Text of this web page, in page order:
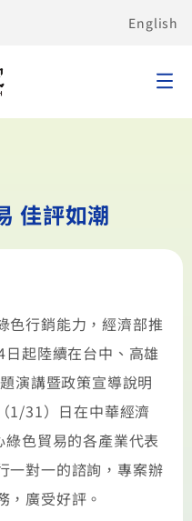
English
佳評如潮
行銷能力，經濟部推
起陸續在台中、高雄
演講暨政策宣導說明
1/31）日在中華經濟
色貿易的各產業代表
一對一的諮詢，專案辦
，廣受好評。